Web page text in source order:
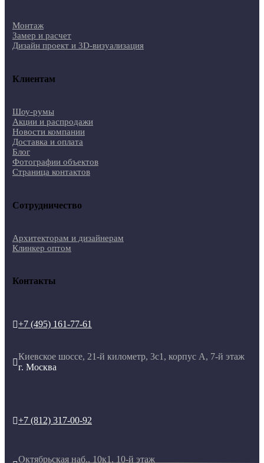
Монтаж
Замер и расчет
Дизайн проект и 3D-визуализация
Клиентам
Шоу-румы
Акции и распродажи
Новости компании
Доставка и оплата
Блог
Фотографии объектов
Страница контактов
Сотрудничество
Архитекторам и дизайнерам
Клинкер оптом
Контакты
+7 (495) 161-77-61

Киевское шоссе, 21-й километр, 3с1, корпус А, 7-й этаж
г. Москва
+7 (812) 317-00-92
Октябрьская наб., 10к1, 10-й этаж